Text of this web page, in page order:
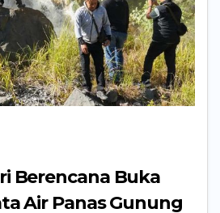
Berencana Buka
Air Panas Gunung